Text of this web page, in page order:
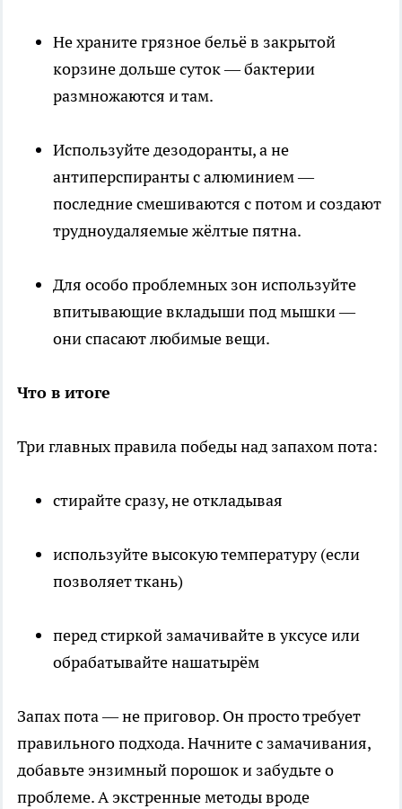
Не храните грязное бельё в закрытой
корзине дольше суток — бактерии
размножаются и там.
Используйте дезодоранты, а не
антиперспиранты с алюминием —
последние смешиваются с потом и создают
трудноудаляемые жёлтые пятна.
Для особо проблемных зон используйте
впитывающие вкладыши под мышки —
они спасают любимые вещи.
Что в итоге
Три главных правила победы над запахом пота:
стирайте сразу, не откладывая
используйте высокую температуру (если
позволяет ткань)
перед стиркой замачивайте в уксусе или
обрабатывайте нашатырём
Запах пота — не приговор. Он просто требует
правильного подхода. Начните с замачивания,
добавьте энзимный порошок и забудьте о
проблеме. А экстренные методы вроде